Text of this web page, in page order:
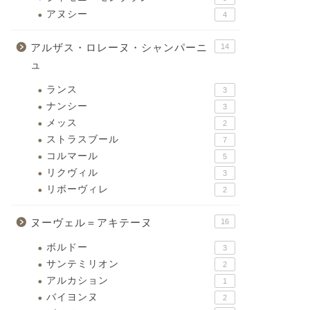
アヌシー 4
アルザス・ロレーヌ・シャンパーニ
ュ
14
ランス 3
ナンシー 3
メッス 2
ストラスブール 7
コルマール 5
リクヴィル 3
リボーヴィレ 2
ヌーヴェル＝アキテーヌ 16
ボルドー 3
サンテミリオン 2
アルカション 1
バイヨンヌ 2